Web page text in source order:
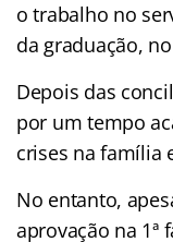
o trabalho no
da graduação,
Depois das
por um tempo
crises na família
No entanto,
aprovação na 1ª